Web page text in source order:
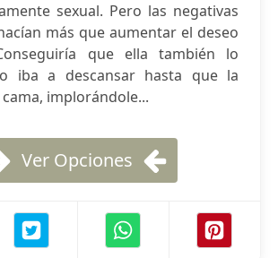
sexual. Pero las negativas
más que aumentar el deseo
que ella también lo
iba a descansar hasta que la
implorándole...
Ver Opciones